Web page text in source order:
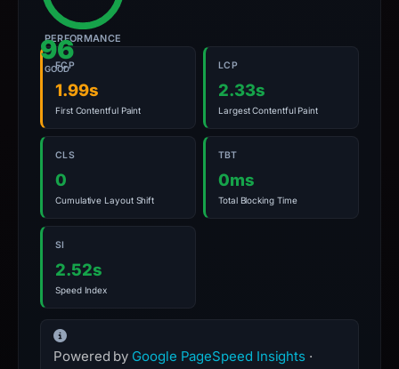
an
report
inaccurate.
96
GOOD
PERFORMANCE
FCP
1.99s
First Contentful Paint
LCP
2.33s
Largest Contentful Paint
CLS
0
Cumulative Layout Shift
TBT
0ms
Total Blocking Time
SI
2.52s
Speed Index
Powered by Google PageSpeed Insights ·